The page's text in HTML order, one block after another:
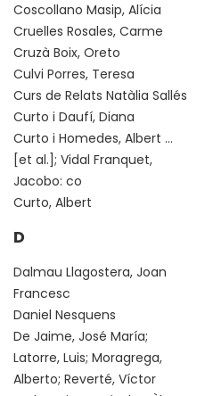
Coscollano Masip, Alícia
Cruelles Rosales, Carme
Cruzà Boix, Oreto
Culvi Porres, Teresa
Curs de Relats Natàlia Sallés
Curto i Daufí, Diana
Curto i Homedes, Albert ...
[et al.]; Vidal Franquet,
Jacobo: co
Curto, Albert
D
Dalmau Llagostera, Joan
Francesc
Daniel Nesquens
De Jaime, José María;
Latorre, Luis; Moragrega,
Alberto; Reverté, Víctor